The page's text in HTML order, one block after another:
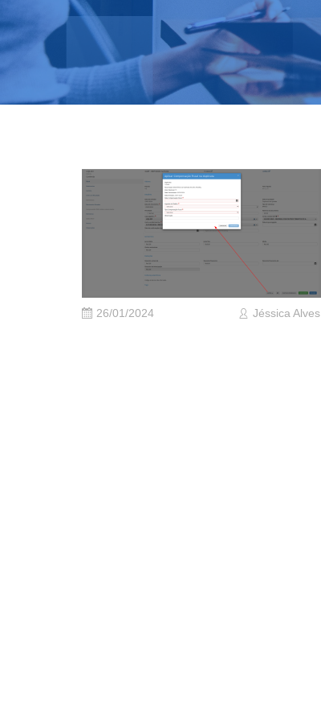
26/01/2024 Jéssica Alves